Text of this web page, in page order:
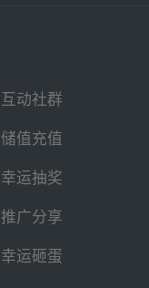
互动社群
储值充值
幸运抽奖
推广分享
幸运砸蛋